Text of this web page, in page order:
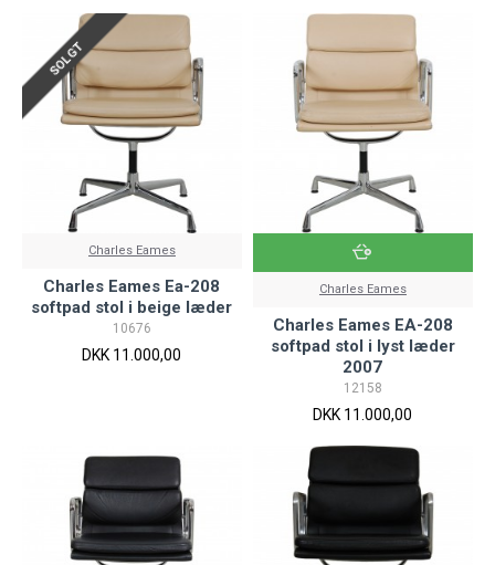
SOLGT
Charles Eames
Charles Eames Ea-208
softpad stol i beige læder
10676
DKK 11.000,00
Charles Eames
Charles Eames EA-208
softpad stol i lyst læder
2007
12158
DKK 11.000,00